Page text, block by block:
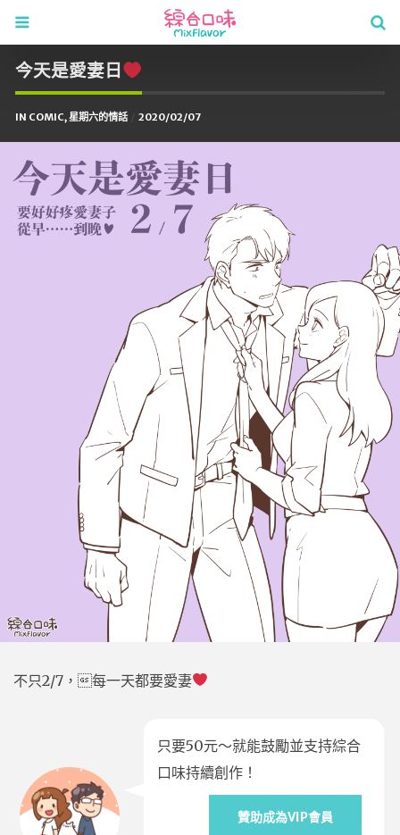
今天是愛妻日
IN COMIC, 星期六的情話 2020/02/07
不只2/7，每一天都要愛妻
只要50元～就能鼓勵並支持綜合
口味持續創作！
贊助成為VIP會員